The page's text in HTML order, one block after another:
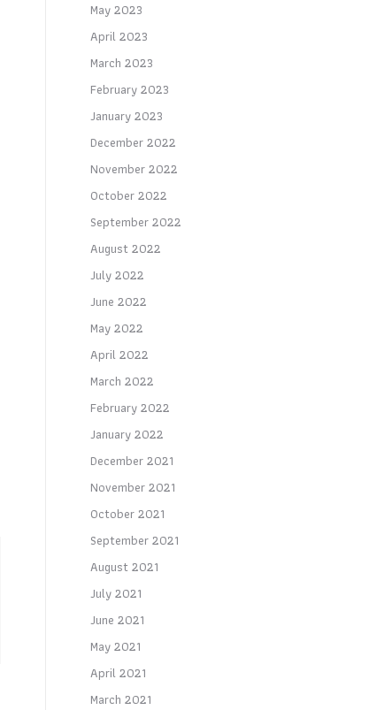
May 2023
April 2023
March 2023
February 2023
January 2023
December 2022
November 2022
October 2022
September 2022
August 2022
July 2022
June 2022
May 2022
April 2022
March 2022
February 2022
January 2022
December 2021
November 2021
October 2021
September 2021
August 2021
July 2021
June 2021
May 2021
April 2021
March 2021